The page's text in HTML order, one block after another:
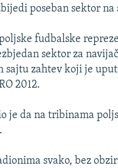
poseban sektor na
fudbalske
sektor za
sajtu zahtev koji je
2012.
je da na tribinama
svako, bez